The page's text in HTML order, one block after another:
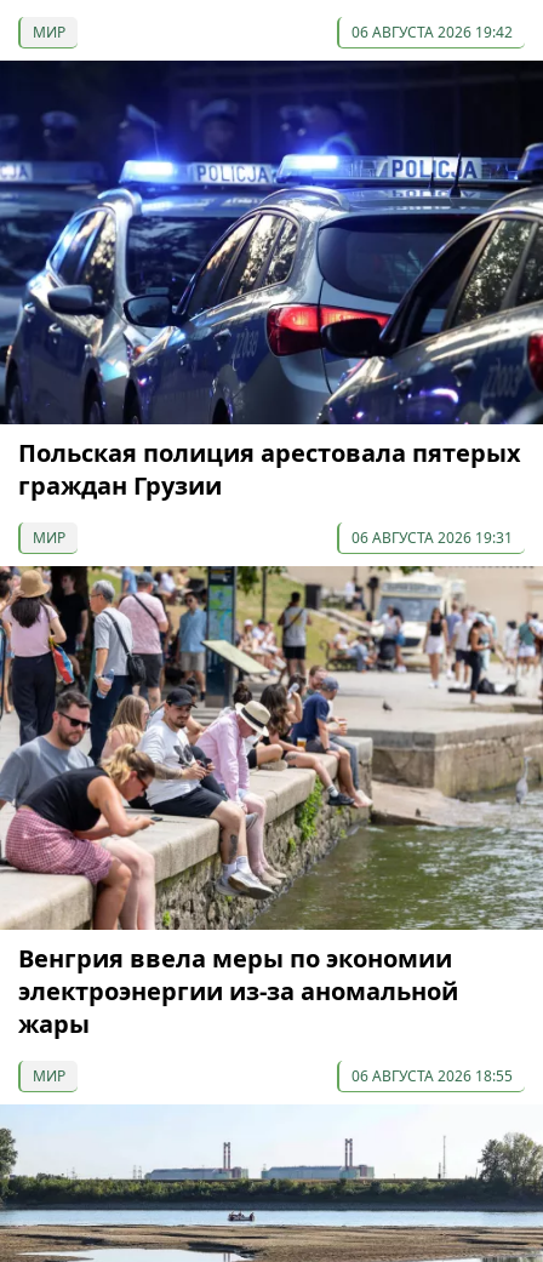
МИР 06 АВГУСТА 2026 19:42
Польская полиция арестовала пятерых
граждан Грузии
МИР 06 АВГУСТА 2026 19:31
Венгрия ввела меры по экономии
электроэнергии из-за аномальной
жары
МИР 06 АВГУСТА 2026 18:55